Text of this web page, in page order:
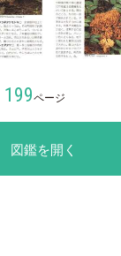
199ページ
図鑑を開く